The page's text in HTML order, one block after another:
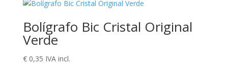
Bolígrafo Bic Cristal Original
Verde
€0,35 IVA incl.